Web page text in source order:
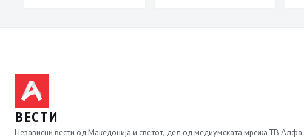
ВЕСТИ
Независни вести од Македонија и светот, дел од медиумската мрежа ТВ Алфа.